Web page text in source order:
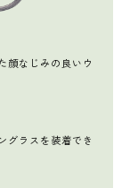
顔なじみの良いウ
グラスを装着でき